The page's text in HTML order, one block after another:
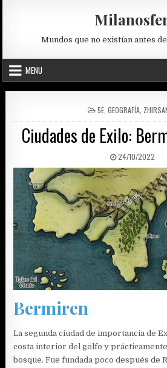
Mundos que no existían antes
MENU
POSTED
IN
5E GEOGRAFÍA
Ciudades de Exilo:
PUBLISHED
DATE:
24/10/2022
Bermiren
La segunda ciudad de importancia de
costa interior del golfo y
bosque. Fue fundada poco después de